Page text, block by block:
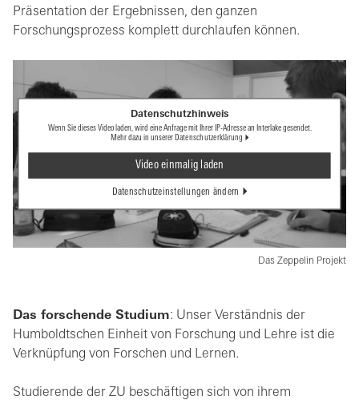
Präsentation der Ergebnissen, den ganzen
Forschungsprozess komplett durchlaufen können.
Datenschutzhinweis
Wenn Sie dieses Video laden, wird eine Anfrage mit Ihrer IP-Adresse an Interlake gesendet.
Mehr dazu in unserer Datenschutzerklärung
Video einmalig laden
Datenschutzeinstellungen ändern
Das Zeppelin Projekt
Das forschende Studium: Unser Verständnis der
Humboldtschen Einheit von Forschung und Lehre ist die
Verknüpfung von Forschen und Lernen.
Studierende der ZU beschäftigen sich von ihrem